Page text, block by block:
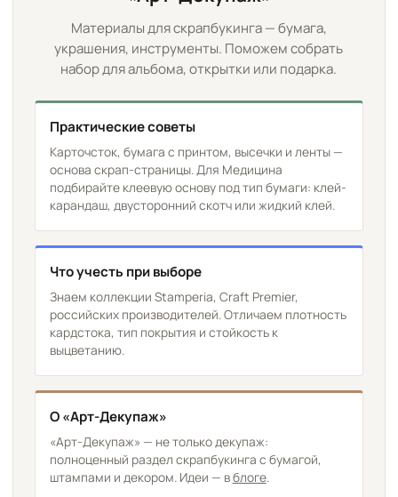
Материалы для скрапбукинга — бумага,
украшения, инструменты. Поможем собрать
набор для альбома, открытки или подарка.
Практические советы
Карточсток, бумага с принтом, высечки и ленты —
основа скрап-страницы. Для Медицина
подбирайте клеевую основу под тип бумаги: клей-
карандаш, двусторонний скотч или жидкий клей.
Что учесть при выборе
Знаем коллекции Stamperia, Craft Premier,
российских производителей. Отличаем плотность
кардстока, тип покрытия и стойкость к
выцветанию.
О «Арт-Декупаж»
«Арт-Декупаж» — не только декупаж:
полноценный раздел скрапбукинга с бумагой,
штампами и декором. Идеи — вблоге.